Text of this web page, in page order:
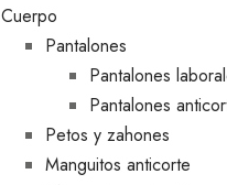
Cuerpo
Pantalones
Pantalones
Pantalones
Petos y zahones
Manguitos anticorte